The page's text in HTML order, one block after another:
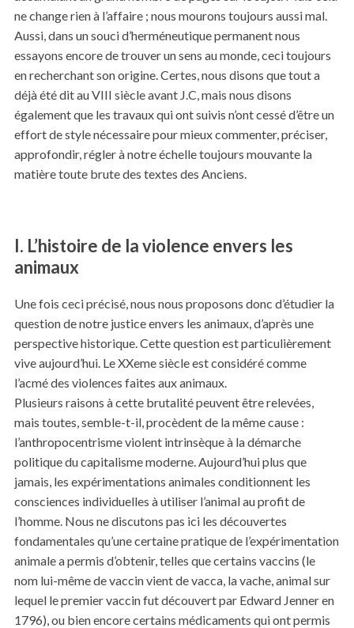
ne change rien à l’affaire ; nous mourons toujours aussi mal.
Aussi, dans un souci d’herméneutique permanent nous
essayons encore de trouver un sens au monde, ceci toujours
en recherchant son origine. Certes, nous disons que tout a
déjà été dit au VIII siècle avant J.C, mais nous disons
également que les travaux qui ont suivis n’ont cessé d’être un
effort de style nécessaire pour mieux commenter, préciser,
approfondir, régler à notre échelle toujours mouvante la
matière toute brute des textes des Anciens.
I. L’histoire de la violence envers les
animaux
Une fois ceci précisé, nous nous proposons donc d’étudier la
question de notre justice envers les animaux, d’après une
perspective historique. Cette question est particulièrement
vive aujourd’hui. Le XXeme siècle est considéré comme
l’acmé des violences faites aux animaux.
Plusieurs raisons à cette brutalité peuvent être relevées,
mais toutes, semble-t-il, procèdent de la même cause :
l’anthropocentrisme violent intrinsèque à la démarche
politique du capitalisme moderne. Aujourd’hui plus que
jamais, les expérimentations animales conditionnent les
consciences individuelles à utiliser l’animal au profit de
l’homme. Nous ne discutons pas ici les découvertes
fondamentales qu’une certaine pratique de l’expérimentation
animale a permis d’obtenir, telles que certains vaccins (le
nom lui-même de vaccin vient de vacca, la vache, animal sur
lequel le premier vaccin fut découvert par Edward Jenner en
1796), ou bien encore certains médicaments qui ont permis